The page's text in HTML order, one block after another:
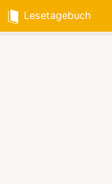
Lesetagebuch